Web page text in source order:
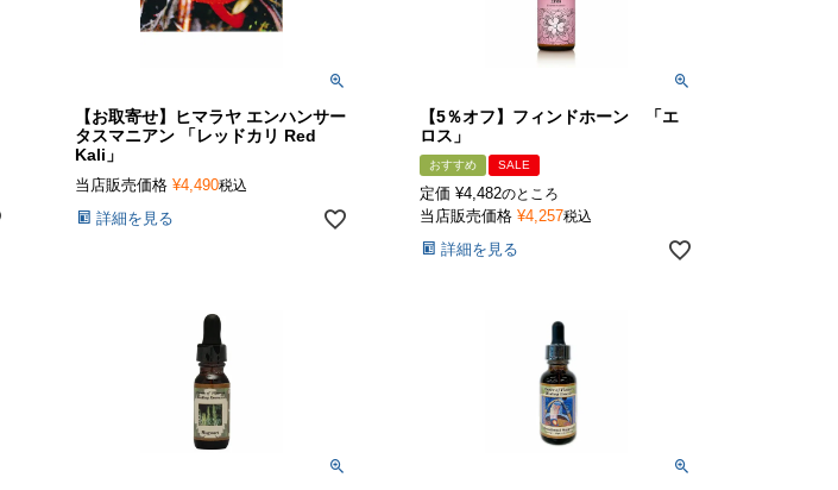
【お取寄せ】ヒマラヤ エンハンサー
タスマニアン 「レッドカリ Red
Kali」
当店販売価格 ¥4,490税込
詳細を見る
【5％オフ】フィンドホーン 「エ
ロス」
おすすめ SALE
定価 ¥4,482のところ
当店販売価格 ¥4,257税込
詳細を見る